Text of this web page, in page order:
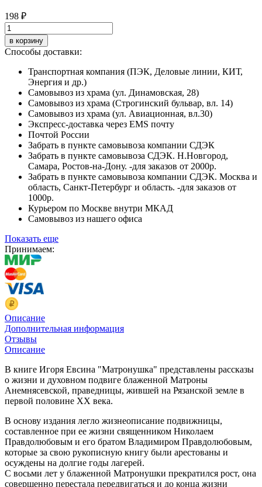
198 ₽
в корзину
Способы доставки:
Транспортная компания (ПЭК, Деловые линии, КИТ,
Энергия и др.)
Самовывоз из храма (ул. Динамовская, 28)
Самовывоз из храма (Строгинский бульвар, вл. 14)
Самовывоз из храма (ул. Авиационная, вл.30)
Экспресс-доставка через EMS почту
Почтой России
Забрать в пункте самовывоза компании СДЭК
Забрать в пункте самовывоза СДЭК. Н.Новгород,
Самара, Ростов-на-Дону. -для заказов от 2000р.
Забрать в пункте самовывоза компании СДЭК. Москва и
область, Санкт-Петербург и область. -для заказов от
1000р.
Курьером по Москве внутри МКАД
Самовывоз из нашего офиса
Показать еще
Принимаем:
Описание
Дополнительная информация
Отзывы
Описание
В книге Игоря Евсина "Матронушка" представлены рассказы
о жизни и духовном подвиге блаженной Матроны
Анемнясевской, праведницы, жившей на Рязанской земле в
первой половине XX века.
В основу издания легло жизнеописание подвижницы,
составленное при ее жизни священником Николаем
Правдолюбовым и его братом Владимиром Правдолюбовым,
которые за свою рукописную книгу были арестованы и
осуждены на долгие годы лагерей.
С восьми лет у блаженной Матронушки прекратился рост, она
совершенно перестала передвигаться и до конца жизни